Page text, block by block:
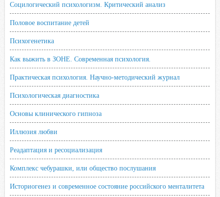
Социлогический психологизм. Критический анализ
Половое воспитание детей
Психогенетика
Как выжить в ЗОНЕ. Современная психология.
Практическая психология. Научно-методический журнал
Психологическая диагностика
Основы клинического гипноза
Иллюзия любви
Реадаптация и ресоциализация
Комплекс чебурашки, или общество послушания
Историогенез и современное состояние российского менталитета